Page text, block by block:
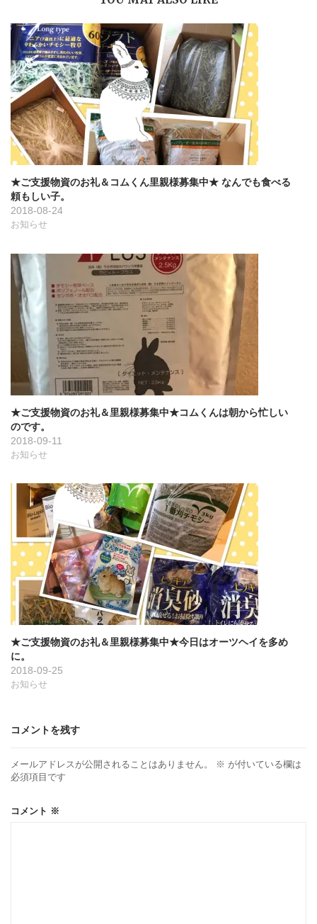
ン
★ご支援物資のお礼＆コムくん里親様募集中★ なんでも食べる
頼もしい子。
2018-08-24
お知らせ
★ご支援物資のお礼＆里親様募集中★コムくんは朝から忙しい
のです。
2018-09-11
お知らせ
★ご支援物資のお礼＆里親様募集中★今日はオーツヘイを多め
に。
2018-09-25
お知らせ
コメントを残す
メールアドレスが公開されることはありません。 ※ が付いている欄は
必須項目です
コメント ※